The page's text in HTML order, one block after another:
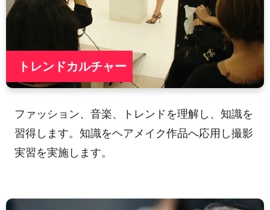
トレンドカルチャー
ファッション、音楽、トレンドを理解し、知識を
習得します。知識をヘアメイク作品へ応用し撮影
実習を実施します。